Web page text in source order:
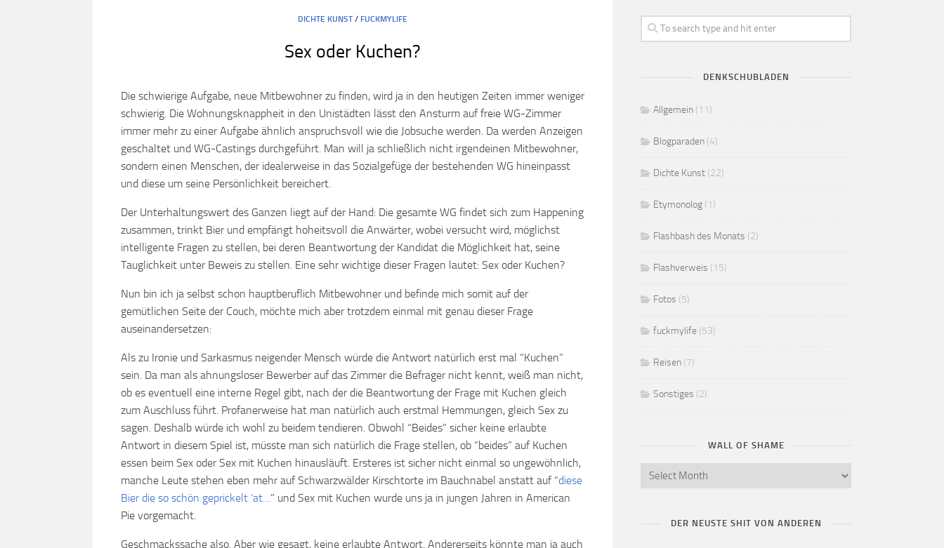
DICHTE KUNST/ FUCKMYLIFE
Sex oder Kuchen?
Die schwierige Aufgabe, neue Mitbewohner zu finden, wird ja in den heutigen Zeiten immer weniger
schwierig. Die Wohnungsknappheit in den Unistädten lässt den Ansturm auf freie WG-Zimmer
immer mehr zu einer Aufgabe ähnlich anspruchsvoll wie die Jobsuche werden. Da werden Anzeigen
geschaltet und WG-Castings durchgeführt. Man will ja schließlich nicht irgendeinen Mitbewohner,
sondern einen Menschen, der idealerweise in das Sozialgefüge der bestehenden WG hineinpasst
und diese um seine Persönlichkeit bereichert.
Der Unterhaltungswert des Ganzen liegt auf der Hand: Die gesamte WG findet sich zum Happening
zusammen, trinkt Bier und empfängt hoheitsvoll die Anwärter, wobei versucht wird, möglichst
intelligente Fragen zu stellen, bei deren Beantwortung der Kandidat die Möglichkeit hat, seine
Tauglichkeit unter Beweis zu stellen. Eine sehr wichtige dieser Fragen lautet: Sex oder Kuchen?
Nun bin ich ja selbst schon hauptberuflich Mitbewohner und befinde mich somit auf der
gemütlichen Seite der Couch, möchte mich aber trotzdem einmal mit genau dieser Frage
auseinandersetzen:
Als zu Ironie und Sarkasmus neigender Mensch würde die Antwort natürlich erst mal “Kuchen”
sein. Da man als ahnungsloser Bewerber auf das Zimmer die Befrager nicht kennt, weiß man nicht,
ob es eventuell eine interne Regel gibt, nach der die Beantwortung der Frage mit Kuchen gleich
zum Auschluss führt. Profanerweise hat man natürlich auch erstmal Hemmungen, gleich Sex zu
sagen. Deshalb würde ich wohl zu beidem tendieren. Obwohl “Beides” sicher keine erlaubte
Antwort in diesem Spiel ist, müsste man sich natürlich die Frage stellen, ob “beides” auf Kuchen
essen beim Sex oder Sex mit Kuchen hinausläuft. Ersteres ist sicher nicht einmal so ungewöhnlich,
manche Leute stehen eben mehr auf Schwarzwälder Kirschtorte im Bauchnabel anstatt auf “diese
Bier die so schön geprickelt ‘at…” und Sex mit Kuchen wurde uns ja in jungen Jahren in American
Pie vorgemacht.
Geschmackssache also. Aber wie gesagt, keine erlaubte Antwort. Andererseits könnte man ja auch
DENKSCHUBLADEN
Allgemein (11)
Blogparaden (4)
Dichte Kunst (22)
Etymonolog (1)
Flashbash des Monats (2)
Flashverweis (15)
Fotos (5)
fuckmylife (53)
Reisen (7)
Sonstiges (2)
WALL OF SHAME
DER NEUSTE SHIT VON ANDEREN